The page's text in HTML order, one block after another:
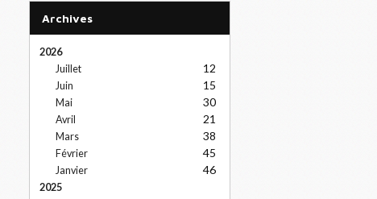
Archives
2026
Juillet
12
Juin 15
Mai 30
Avril 21
Mars 38
Février 45
Janvier 46
2025